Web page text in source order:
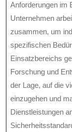
Anforderungen im
Unternehmen
zusammen, um
spezifischen
Einsatzbereichs
Forschung und
der Lage, auf die
einzugehen und
Dienstleistungen